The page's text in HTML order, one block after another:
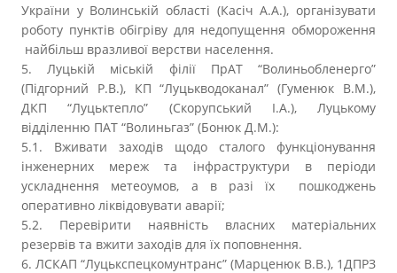
України у Волинській області (Касіч А.А.), організувати
роботу пунктів обігріву для недопущення обмороження
найбільш вразливої верстви населення.
5. Луцькій міській філії ПрАТ “Волиньобленерго”
(Підгорний Р.В.), КП “Луцькводоканал” (Гуменюк В.М.),
ДКП “Луцьктепло” (Скорупський І.А.), Луцькому
відділенню ПАТ “Волиньгаз” (Бонюк Д.М.):
5.1. Вживати заходів щодо сталого функціонування
інженерних мереж та інфраструктури в періоди
ускладнення метеоумов, а в разі їх пошкоджень
оперативно ліквідовувати аварії;
5.2. Перевірити наявність власних матеріальних
резервів та вжити заходів для їх поповнення.
6. ЛСКАП “Луцькспецкомунтранс” (Марценюк В.В.), 1ДПРЗ